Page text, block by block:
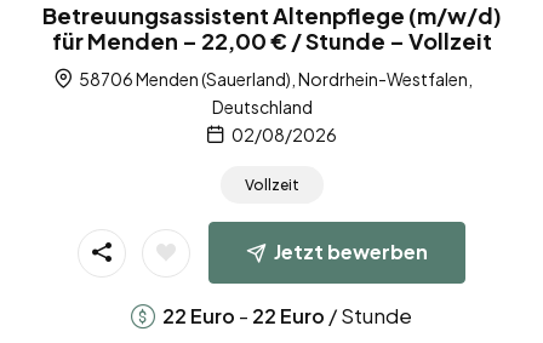
Betreuungsassistent Altenpflege (m/w/d)
für Menden – 22,00 € / Stunde – Vollzeit
58706 Menden (Sauerland), Nordrhein-Westfalen,
Deutschland
02/08/2026
Vollzeit
Jetzt bewerben
22 Euro - 22 Euro / Stunde